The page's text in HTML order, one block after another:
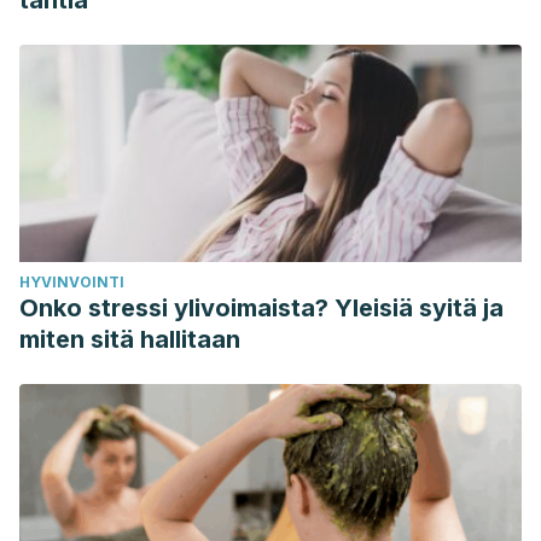
HYVINVOINTI
Onko stressi ylivoimaista? Yleisiä syitä ja
miten sitä hallitaan